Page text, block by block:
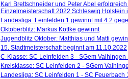
Karl Brettschneider und Peter Abel
Einzelmeisterschaft 2022 Schleswig Holstein
Landesliga: Leinfelden 1 gewinnt mit 4:2
Oktoberblitz: Markus Kottke gewinnt
Jugendblitz Oktober: Matthias und Matti
15. Stadtmeisterschaft beginnt am 11.10.2022
C-Klasse: SC Leinfelden 3 - SGem Vaihingen
Kreisklasse: SC Leinfelden 2 - SGem
Landesliga: SC Leinfelden 1 - SC Feuerbach